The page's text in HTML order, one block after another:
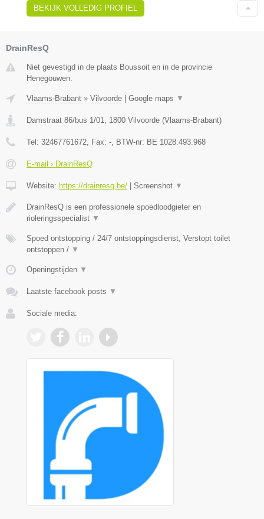
BEKIJK VOLLEDIG PROFIEL
DrainResQ
Niet gevestigd in de plaats Boussoit en in de provincie
Henegouwen.
Vlaams-Brabant » Vilvoorde | Google maps ▼
Damstraat 86/bus 1/01 1800 Vilvoorde (Vlaams-Brabant)
Tel: 32467761672 , Fax: - , BTW-nr: BE 1028.493.968
E-mail › DrainResQ
Website: https://drainresq.be/ | Screenshot ▼
DrainResQ is een professionele spoedloodgieter en
rioleringsspecialist ▼
Spoed ontstopping / 24/7 ontstoppingsdienst, Verstopt toilet
ontstoppen / ▼
Openingstijden ▼
Laatste facebook posts ▼
Sociale media: